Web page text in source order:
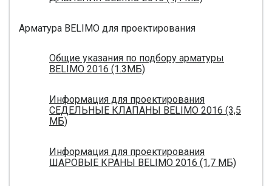
Арматура BELIMO для проектирования
Общие указания по подбору арматуры
BELIMO 2016 (1.3МБ)
Информация для проектирования
СЕДЕЛЬНЫЕ КЛАПАНЫ BELIMO 2016 (3,5
МБ)
Информация для проектирования
ШАРОВЫЕ КРАНЫ BELIMO 2016 (1,7 МБ)